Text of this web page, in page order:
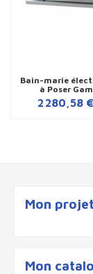
Bain-marie
à Poser
2 280,58 €
Mon projet
Mon